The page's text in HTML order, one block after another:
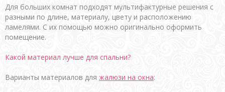
Для больших комнат подходят мультифактурные решения с
разными по длине, материалу, цвету и расположению
ламелями. С их помощью можно оригинально оформить
помещение.
Какой материал лучше для спальни?
Варианты материалов для жалюзи на окна: